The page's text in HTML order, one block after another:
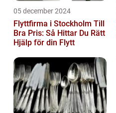
05 december 2024
Flyttfirma i Stockholm Till
Bra Pris: Så Hittar Du Rätt
Hjälp för din Flytt